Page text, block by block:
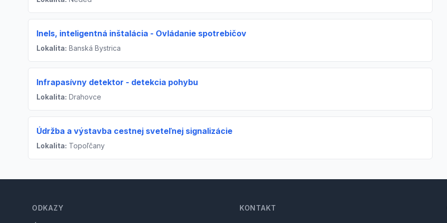
Inels, inteligentná inštalácia - Ovládanie spotrebičov
Lokalita: Banská Bystrica
Infrapasívny detektor - detekcia pohybu
Lokalita: Drahovce
Údržba a výstavba cestnej sveteľnej signalizácie
Lokalita: Topoľčany
ODKAZY KONTAKT